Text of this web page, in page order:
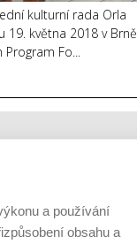
kulturní rada Orla
května 2018 v Brně
Fo...
a používání
obsahu a